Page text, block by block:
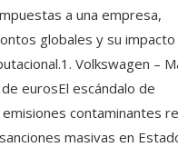
a una empresa,
globales y su impacto
Volkswagen –
eurosEl escándalo de
emisiones contaminantes
masivas en